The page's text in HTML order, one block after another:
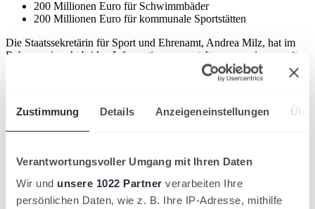
Zustimmung Details Anzeigeneinstellungen
Verantwortungsvoller Umgang mit Ihren Daten
Wir und unsere 1022 Partner verarbeiten Ihre
persönlichen Daten, wie z. B. Ihre IP-Adresse, mithilfe
200 Millionen Euro für Schwimmbäder
200 Millionen Euro für kommunale Sportstätten
Die Staatssekretärin für Sport und Ehrenamt, Andrea Milz, hat im
Rahmen einer hybriden Informationsveranstaltung gemeinsam mit
dem Präsidenten des Landessportbundes Nordrhein-Westfalen,
Stefan Klett, und der Vorstandsvorsitzenden der NRW.BANK,
Sportvereine vorgestellt.
Im Fokus stehen die Modernisierung, Sanierung
Sportmilliarde setzen wir ein starkes Zeichen für den Breitensport
und das Ehrenamt. Damit geht das Land entschlossen gegen den